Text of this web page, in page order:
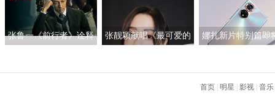
良为何在巅峰期离开
TVB
女性的“人间理
张鲁一《前行者》诠释
以“魂”塑型
张靓颖献唱《最可爱的
娜扎新片特别篇即
证女神的真爱
首页 明星 影视 音乐